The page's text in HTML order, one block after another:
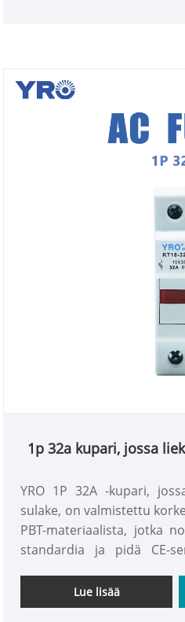
1p 32a kupari, jossa
YRO 1P 32A -kupari,
sulake, on valmistettu
PBT-materiaalista, jotka
standardia ja pidä CE-
Lue lisää